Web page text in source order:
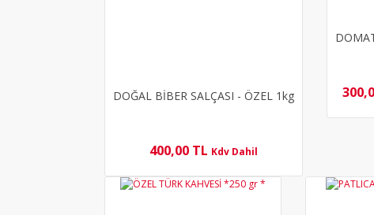
DOĞAL BİBER SALÇASI - ÖZEL 1kg
400,00 TL Kdv Dahil